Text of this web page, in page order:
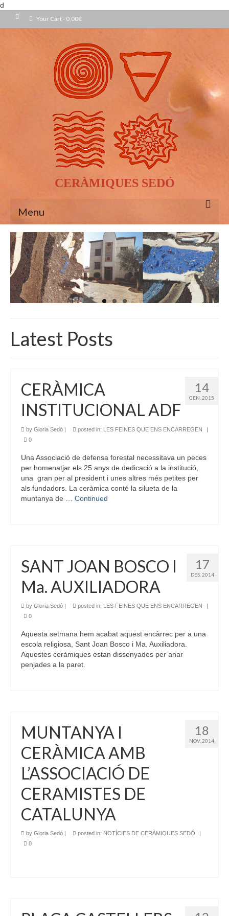
d
Your Cart - 0,00€
CERÀMIQUES SEDÓ
Menu
INICI
QUI SOM
GALERIA D’IMATGES
ACTUALITAT
CONTACTE
Latest Posts
14
GEN. 2015
CERÀMICA
INSTITUCIONAL ADF
by Gloria Sedó | posted in: LES FEINES QUE ENS ENCARREGEN
|
0
Una Associació de defensa forestal necessitava un peces
per homenatjar els 25 anys de dedicació a la institució,
una gran per al president i unes altres més petites per
als fundadors. La ceràmica conté la silueta de la
muntanya de … Continued
17
DES. 2014
SANT JOAN BOSCO I
Ma. AUXILIADORA
by Gloria Sedó | posted in: LES FEINES QUE ENS ENCARREGEN
|
0
Aquesta setmana hem acabat aquest encàrrec per a una
escola religiosa, Sant Joan Bosco i Ma. Auxiliadora.
Aquestes ceràmiques estan dissenyades per anar
penjades a la paret.
18
NOV. 2014
MUNTANYA I
CERÀMICA AMB
L’ASSOCIACIÓ DE
CERAMISTES DE
CATALUNYA
by Gloria Sedó posted in: NOTÍCIES DE CERÀMIQUES SEDÓ
0